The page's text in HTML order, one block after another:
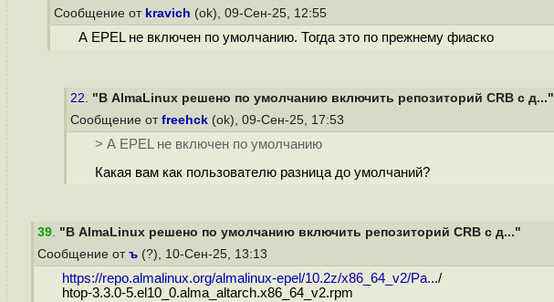
Сообщение от kravich (ok), 09-Сен-25, 12:55
А EPEL не включен по умолчанию. Тогда это по прежнему фиаско
22. "В AlmaLinux решено по умолчанию включить репозиторий CRB с д..."
Сообщение от freehck (ok), 09-Сен-25, 17:53
> А EPEL не включен по умолчанию
Какая вам как пользователю разница до умолчаний?
39. "В AlmaLinux решено по умолчанию включить репозиторий CRB с д..."
Сообщение от ъ (?), 10-Сен-25, 13:13
https://repo.almalinux.org/almalinux-epel/10.2z/x86_64_v2/Pa.../
htop-3.3.0-5.el10_0.alma_altarch.x86_64_v2.rpm